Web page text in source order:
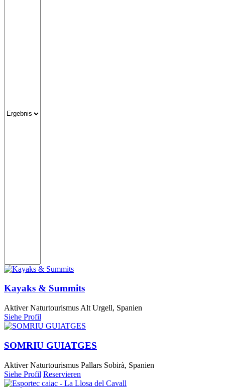
Kayaks & Summits
Aktiver Naturtourismus Alt Urgell, Spanien
Siehe Profil
SOMRIU GUIATGES
Aktiver Naturtourismus Pallars Sobirà, Spanien
Siehe Profil Reservieren